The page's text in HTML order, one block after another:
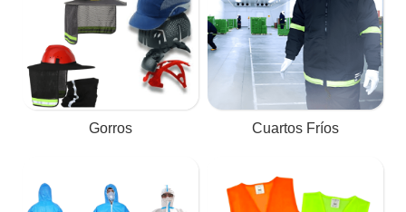
Gorros Cuartos Fríos